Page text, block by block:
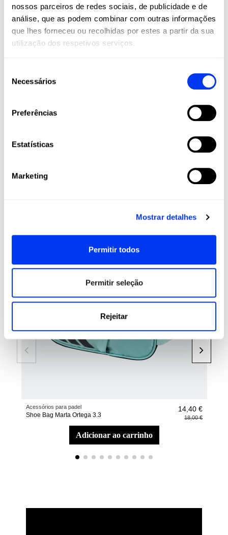
nossos parceiros de redes sociais, de publicidade e de
análise, que as podem combinar com outras informações
que lhes forneceu ou recolhidas por estes a partir da sua
utilização dos respetivos serviços.
Necessários
Preferências
Estatísticas
Marketing
Mostrar detalhes
Permitir todos
Permitir seleção
Rejeitar
Saco de raquetes Control Preto 3.3 45,00 €
Clientes que compraram este produto também
Acessórios para padel
Shoe Bag Marta Ortega 3.3
14,40 €
18,00 €
adicionar ao carrinho